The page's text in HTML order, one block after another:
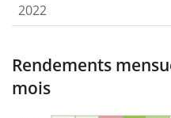
2022
Rendements
mois